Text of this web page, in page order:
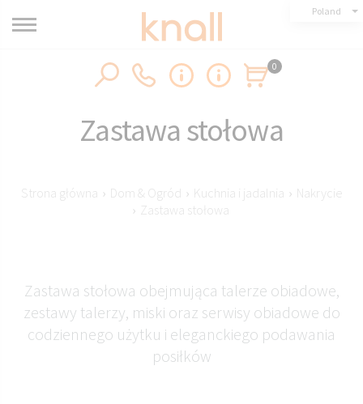
Poland
0
Zastawa stołowa
Strona główna › Dom & Ogród › Kuchnia i jadalnia › Nakrycie
› Zastawa stołowa
Zastawa stołowa obejmująca talerze obiadowe,
zestawy talerzy, miski oraz serwisy obiadowe do
codziennego użytku i eleganckiego podawania
posiłków